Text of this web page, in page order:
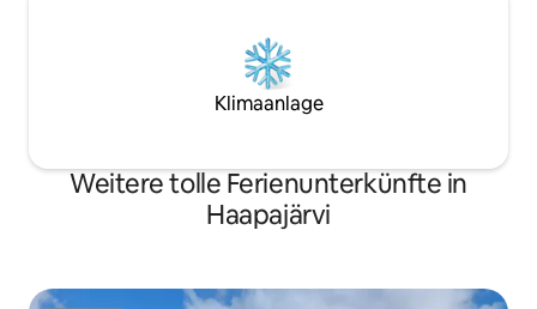
Klimaanlage
Weitere tolle Ferienunterkünfte in
Haapajärvi